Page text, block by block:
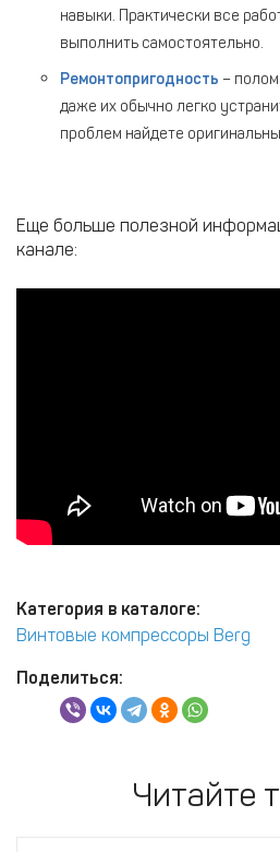
навыки. Практически все
выполнить самостоятельно.
Ремонтопригодность –
даже их обычно легко
проблем найдете
Еще больше полезной
канале:
Категория в каталоге:
Винтовые компрессоры Berg
Поделиться:
Читайте